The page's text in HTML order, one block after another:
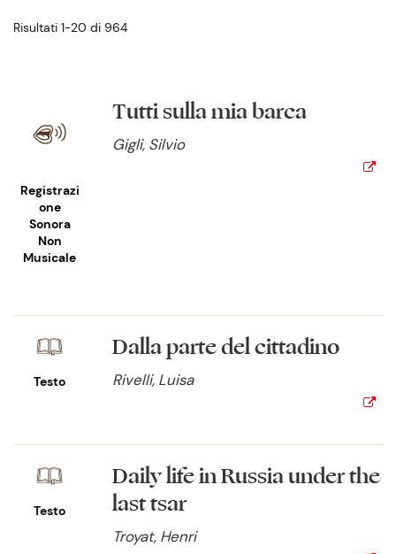
Risultati 1-20 di 964
Registrazi
One
Sonora
Non
Musicale
Tutti sulla mia barca
Gigli, Silvio
Testo
Dalla parte del cittadino
Rivelli, Luisa
Testo
Daily life in Russia under the
last tsar
Troyat, Henri